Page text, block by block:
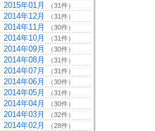
2015年01月 （31件）
2014年12月 （31件）
2014年11月 （30件）
2014年10月 （31件）
2014年09月 （30件）
2014年08月 （31件）
2014年07月 （31件）
2014年06月 （30件）
2014年05月 （31件）
2014年04月 （30件）
2014年03月 （32件）
2014年02月 （28件）